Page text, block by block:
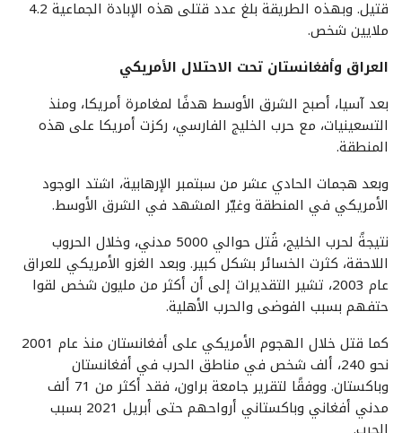
قتيل. وبهذه الطريقة بلغ عدد قتلی هذه الإبادة الجماعية 4.2
ملايين شخص.
العراق وأفغانستان تحت الاحتلال الأمريكي
بعد آسيا، أصبح الشرق الأوسط هدفًا لمغامرة أمريكا، ومنذ
التسعينيات، مع حرب الخليج الفارسي، ركزت أمريكا على هذه
المنطقة.
وبعد هجمات الحادي عشر من سبتمبر الإرهابية، اشتد الوجود
الأمريكي في المنطقة وغيّر المشهد في الشرق الأوسط.
نتيجةً لحرب الخليج، قُتل حوالي 5000 مدني، وخلال الحروب
اللاحقة، کثرت الخسائر بشكل كبير. وبعد الغزو الأمريكي للعراق
عام 2003، تشير التقديرات إلى أن أكثر من مليون شخص لقوا
حتفهم بسبب الفوضى والحرب الأهلية.
کما قتل خلال الهجوم الأمريكي على أفغانستان منذ عام 2001
نحو 240، ألف شخص في مناطق الحرب في أفغانستان
وباكستان. ووفقًا لتقرير جامعة براون، فقد أكثر من 71 ألف
مدني أفغاني وباكستاني أرواحهم حتى أبريل 2021 بسبب